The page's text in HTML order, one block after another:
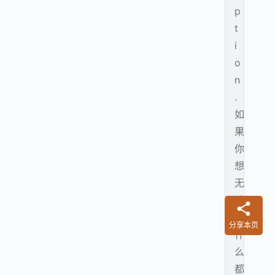
p
t
i
o
n
.
如
果
你
想
无
什
么
都
分享本页